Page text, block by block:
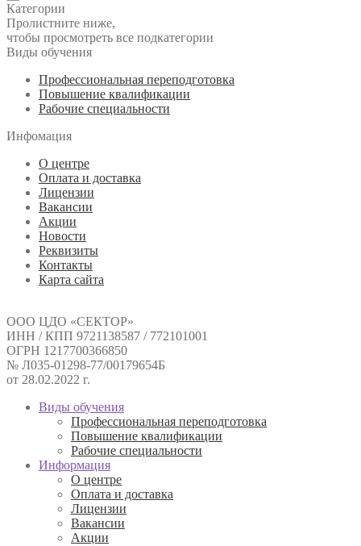
Категории
Пролистните ниже,
чтобы просмотреть все подкатегории
Виды обучения
Профессиональная переподготовка
Повышение квалификации
Рабочие специальности
Инфомация
О центре
Оплата и доставка
Лицензии
Вакансии
Акции
Новости
Реквизиты
Контакты
Карта сайта
ООО ЦДО «СЕКТОР»
ИНН / КПП 9721138587 / 772101001
ОГРН 1217700366850
№ Л035-01298-77/00179654Б
от 28.02.2022 г.
Виды обучения
Профессиональная переподготовка
Повышение квалификации
Рабочие специальности
Информация
О центре
Оплата и доставка
Лицензии
Вакансии
Акции